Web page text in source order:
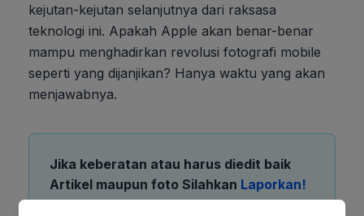
kejutan-kejutan selanjutnya dari raksasa
teknologi ini. Apakah Apple akan benar-benar
mampu menghadirkan revolusi fotografi mobile
seperti yang dijanjikan? Hanya waktu yang akan
menjawabnya.
Jika keberatan atau harus diedit baik
Artikel maupun foto Silahkan Laporkan!
Terima Kasih